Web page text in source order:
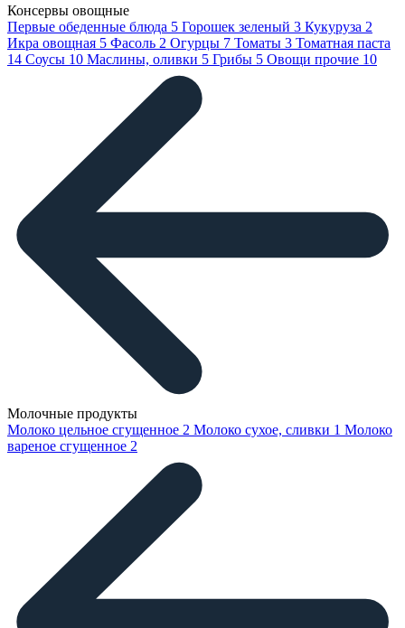
Консервы овощные
Первые обеденные блюда 5 Горошек зеленый 3 Кукуруза 2
Икра овощная 5 Фасоль 2 Огурцы 7 Томаты 3 Томатная паста
14 Соусы 10 Маслины, оливки 5 Грибы 5 Овощи прочие 10
Молочные продукты
Молоко цельное сгущенное 2 Молоко сухое, сливки 1 Молоко
вареное сгущенное 2